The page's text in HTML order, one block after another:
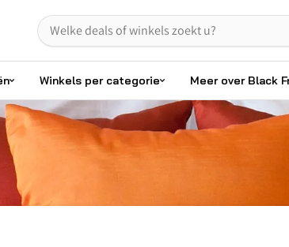
Winkels per categorie Meer over Black